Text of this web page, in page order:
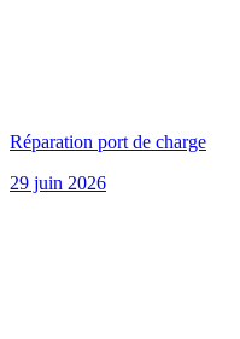
Réparation port de charge
29 juin 2026